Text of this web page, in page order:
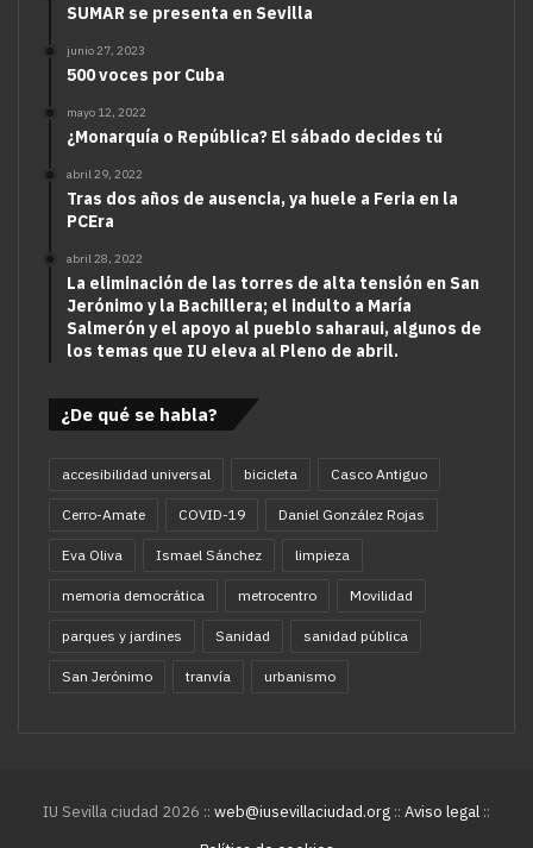
SUMAR se presenta en Sevilla
junio 27, 2023
500 voces por Cuba
mayo 12, 2022
¿Monarquía o República? El sábado decides tú
abril 29, 2022
Tras dos años de ausencia, ya huele a Feria en la
PCEra
abril 28, 2022
La eliminación de las torres de alta tensión en San
Jerónimo y la Bachillera; el indulto a María
Salmerón y el apoyo al pueblo saharaui, algunos de
los temas que IU eleva al Pleno de abril.
¿De qué se habla?
accesibilidad universal bicicleta Casco Antiguo
Cerro-Amate COVID-19 Daniel González Rojas
Eva Oliva Ismael Sánchez limpieza
memoria democrática metrocentro Movilidad
parques y jardines Sanidad sanidad pública
San Jerónimo tranvía urbanismo
IU Sevilla ciudad 2026 :: web@iusevillaciudad.org :: Aviso legal ::